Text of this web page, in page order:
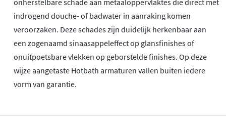
onherstelbare schade aan metaaloppervlaktes die direct met
indrogend douche- of badwater in aanraking komen
veroorzaken. Deze schades zijn duidelijk herkenbaar aan
een zogenaamd sinaasappeleffect op glansfinishes of
onuitpoetsbare vlekken op geborstelde finishes. Op deze
wijze aangetaste Hotbath armaturen vallen buiten iedere
vorm van garantie.